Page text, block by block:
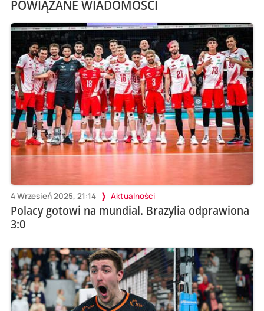
POWIĄZANE WIADOMOŚCI
4 Wrzesień 2025, 21:14 Aktualności
Polacy gotowi na mundial. Brazylia odprawiona
3:0